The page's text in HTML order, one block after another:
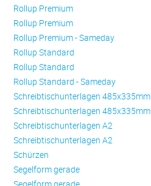
Rollup Premium
Rollup Premium
Rollup Premium - Sameday
Rollup Standard
Rollup Standard
Rollup Standard - Sameday
Schreibtischunterlagen 485x335mm
Schreibtischunterlagen 485x335mm
Schreibtischunterlagen A2
Schreibtischunterlagen A2
Schürzen
Se­gel­form ge­ra­de
Se­gel­form ge­ra­de